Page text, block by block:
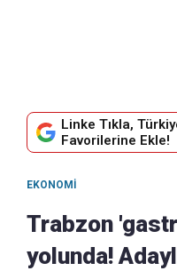
Linke Tıkla,
Favorilerine Ekle!
EKONOMI
Trabzon
yolunda!